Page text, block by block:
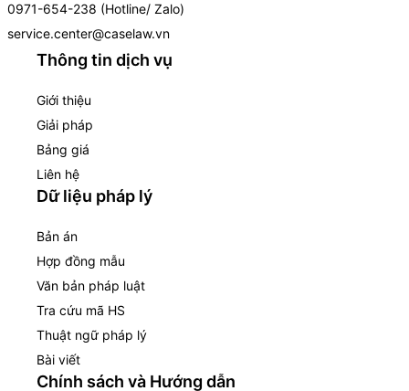
0971-654-238 (Hotline/ Zalo)
service.center@caselaw.vn
Thông tin dịch vụ
Giới thiệu
Giải pháp
Bảng giá
Liên hệ
Dữ liệu pháp lý
Bản án
Hợp đồng mẫu
Văn bản pháp luật
Tra cứu mã HS
Thuật ngữ pháp lý
Bài viết
Chính sách và Hướng dẫn